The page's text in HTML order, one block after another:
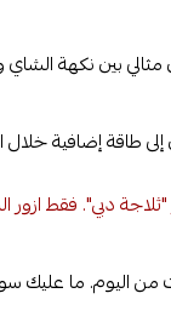
بين نكهة
طاقة إضافية
دبي". فقط ازور
اليوم. ما عليك